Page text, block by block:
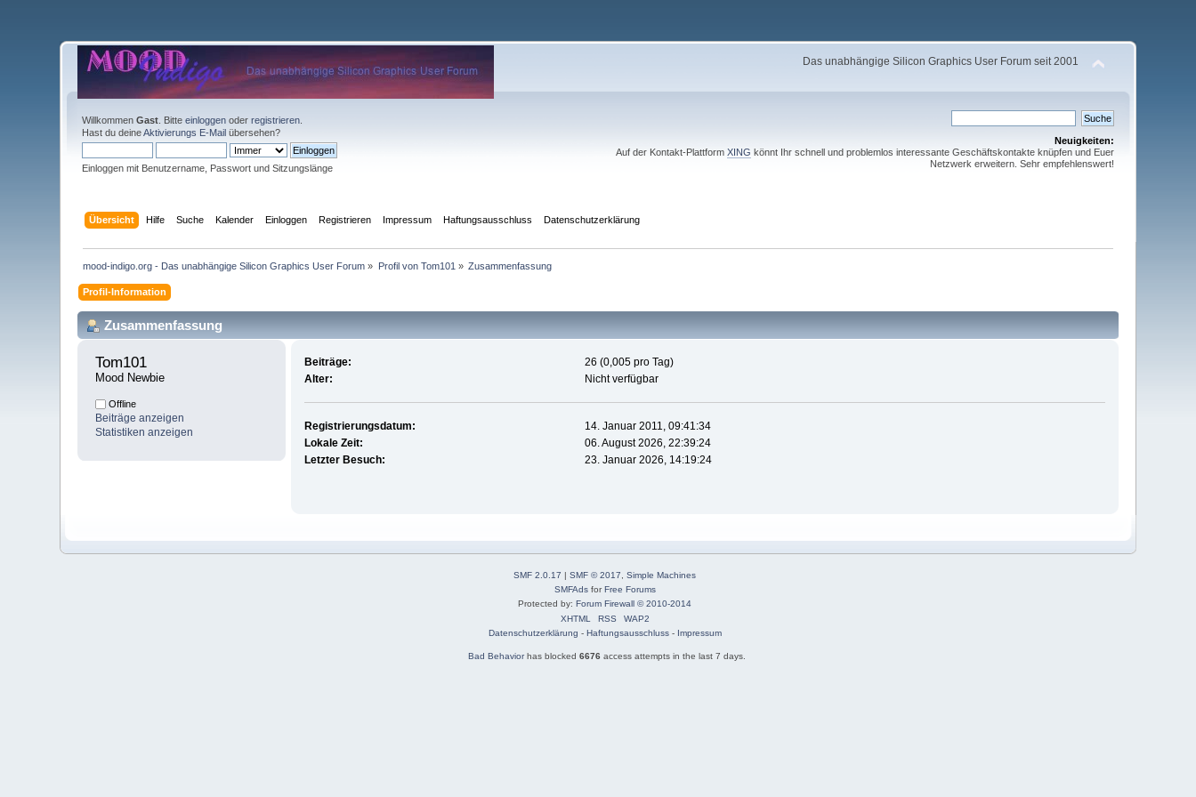
Das unabhängige Silicon Graphics User Forum seit 2001
WillkommenGast . Bitteeinloggen oderregistrieren
Hast du deineAktivierungs E-Mail übersehen?
Einloggen mit Benutzername, Passwort und Sitzungslänge
Neuigkeiten:
Auf der Kontakt-Plattform XING könnt Ihr schnell und problemlos interessante Geschäftskontakte knüpfen und Euer
Netzwerk erweitern. Sehr empfehlenswert!
Übersicht Hilfe Suche Kalender Einloggen Registrieren Impressum Haftungsausschluss Datenschutzerklärung
mood-indigo.org - Das unabhängige Silicon Graphics User Forum » Profil von Tom101 » Zusammenfassung
Profil-Information
Zusammenfassung
Tom101
Mood Newbie
Offline
Beiträge anzeigen
Statistiken anzeigen
Beiträge:
26 (0,005 pro Tag)
Alter:
Nicht verfügbar
Registrierungsdatum:
14. Januar 2011, 09:41:34
Lokale Zeit:
06. August 2026, 22:39:24
Letzter Besuch:
23. Januar 2026, 14:19:24
SMF 2.0.17 | SMF © 2017, Simple Machines
SMFAdsforFree Forums
Protected by: Forum Firewall © 2010-2014
XHTML
RSS
WAP2
Datenschutzerklärung - Haftungsausschluss- Impressum
Bad Behaviorhas blocked 6676 access attempts in the last 7 days.